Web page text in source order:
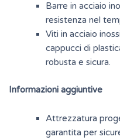
Barre in acciaio
resistenza nel
Viti in acciaio
cappucci di
robusta e sicura.
Informazioni aggiuntive
Attrezzatura
garantita per